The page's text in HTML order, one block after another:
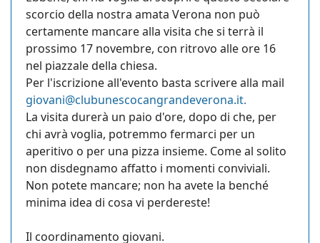
scorcio della nostra amata Verona non può
certamente mancare alla visita che si terrà il
prossimo 17 novembre, con ritrovo alle ore 16
nel piazzale della chiesa.
Per l'iscrizione all'evento basta scrivere alla mail
giovani@clubunescocangrandeverona.it.
La visita durerà un paio d'ore, dopo di che, per
chi avrà voglia, potremmo fermarci per un
aperitivo o per una pizza insieme. Come al solito
non disdegnamo affatto i momenti conviviali.
Non potete mancare; non ha avete la benché
minima idea di cosa vi perdereste!
Il coordinamento giovani.